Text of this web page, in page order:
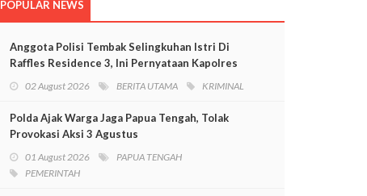
POPULAR NEWS
Anggota Polisi Tembak Selingkuhan Istri Di
Raffles Residence 3, Ini Pernyataan Kapolres
02 August 2026 BERITA UTAMA KRIMINAL
Polda Ajak Warga Jaga Papua Tengah, Tolak
Provokasi Aksi 3 Agustus
01 August 2026
PAPUA TENGAH
PEMERINTAH